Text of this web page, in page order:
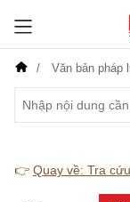
Văn bản pháp
👉 Quay về: Tra